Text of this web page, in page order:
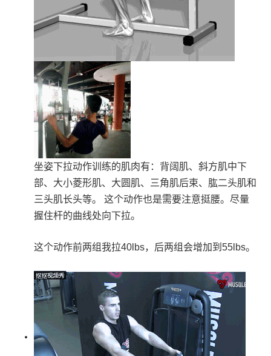
坐姿下拉动作训练的肌肉有：背阔肌、斜方肌中下
部、大小菱形肌、大圆肌、三角肌后束、肱二头肌和
三头肌长头等。
这个动作也是需要注意挺腰。尽量
握住杆的曲线处向下拉。
这个动作前两组我拉40lbs，后两组会增加到55lbs。